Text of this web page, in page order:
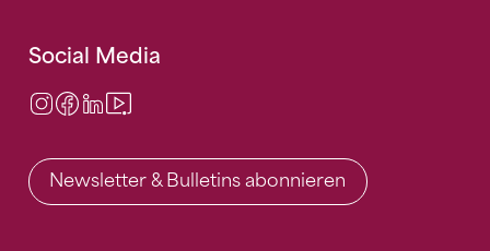
Social Media
Instagram
Facebook
LinkedIn
Newsletter & Bulletins abonnieren